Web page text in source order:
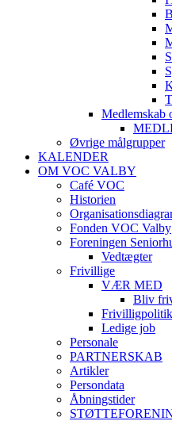
Medlemskab
Øvrige målgrupper
KALENDER
OM VOC VALBY
Café VOC
Historien
Fonden VOC Valby
Foreningen
Vedtægter
Frivillige
VÆR MED
Bliv
Frivilligpolitik
Ledige job
Personale
PARTNERSKAB
Artikler
Persondata
Åbningstider